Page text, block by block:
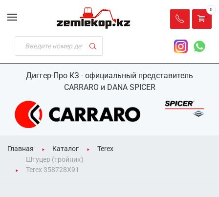
Диггер-Про КЗ - официальный представитель
CARRARO и DANA SPICER
0
Главная Каталог
Terex
Штуцер (тройник)
Terex 358728X91